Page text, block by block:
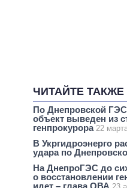
ЧИТАЙТЕ ТАКЖЕ
По Днепровской
объект выведен из
генпрокурора 22
В Укргидроэнерго
удара по
На ДнепроГЭС до
о восстановлении